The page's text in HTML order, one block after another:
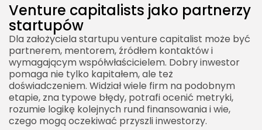
Venture capitalists jako partnerzy
startupów
Dla założyciela startupu venture capitalist może być
partnerem, mentorem, źródłem kontaktów i
wymagającym współwłaścicielem. Dobry inwestor
pomaga nie tylko kapitałem, ale też
doświadczeniem. Widział wiele firm na podobnym
etapie, zna typowe błędy, potrafi ocenić metryki,
rozumie logikę kolejnych rund finansowania i wie,
czego mogą oczekiwać przyszli inwestorzy.
Efektywność kapitałowa
Climate tech i transformacja energetyczna
Venture capitalists w Europie i na świecie
Venture capital w Polsce
Etyka i odpowiedzialność venture capitalists
Relacja władzy między inwestorem a
founderem